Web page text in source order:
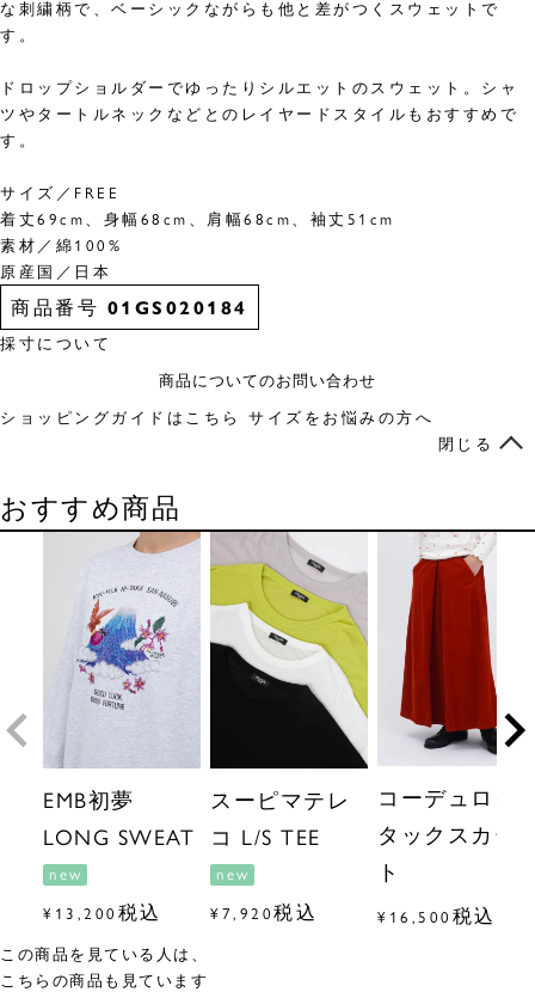
な刺繍柄で、ベーシックながらも他と差がつくスウェットで
す。
ドロップショルダーでゆったりシルエットのスウェット。シャ
ツやタートルネックなどとのレイヤードスタイルもおすすめで
す。
サイズ／FREE
着丈69cm、身幅68cm、肩幅68cm、袖丈51cm
素材／綿100%
原産国／日本
商品番号 01GS020184
採寸について
商品についてのお問い合わせ
ショッピングガイドはこちら サイズをお悩みの方へ
閉じる
おすすめ商品
EMB初夢
LONG SWEAT
new
¥ 13,200 税込
スーピマテレ
コ L/S TEE
new
¥7,920税込
コーデュロイ
タックスカー
ト
¥ 16,500 税込
この商品を見ている人は、
こちらの商品も見ています